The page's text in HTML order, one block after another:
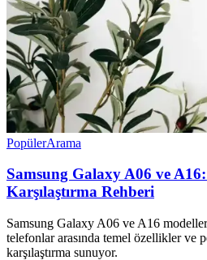
PopülerArama
Samsung Galaxy A06 ve
Karşılaştırma Rehberi
Samsung Galaxy A06 ve A16
telefonlar arasında temel özellikler ve
karşılaştırma sunuyor.